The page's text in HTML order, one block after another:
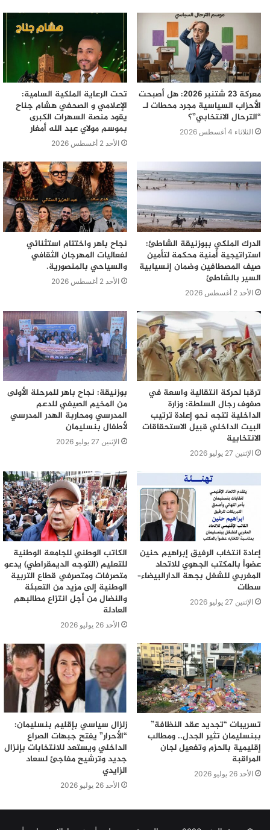
معركة 23 شتنبر 2026: هل أصبحت
الأحزاب السياسية مجرد محطات لـ
“الترحال الانتخابي”؟
الثلاثاء 4 أغسطس 2026
تحت الرعاية الملكية السامية:
الإعلامي و الصحفي هشام جناح
يقود منصة السهرات الكبرى
بموسم مولاي عبد الله أمغار
الأحد 2 أغسطس 2026
الدرك الملكي ببوزنيقة الشاطئ:
استراتيجية أمنية محكمة لتأمين
صيف المصطافين وضمان إنسيابية
السير بالشاطئ
الأحد 2 أغسطس 2026
نجاح باهر واختتام استثنائي
لفعاليات المهرجان الثقافي
والسياحي بالمنصورية.
الأحد 2 أغسطس 2026
ترقبا لحركة انتقالية واسعة في
صفوف رجال السلطة: وزارة
الداخلية تتجه نحو إعادة ترتيب
البيت الداخلي قبيل الاستحقاقات
الانتخابية
الإثنين 27 يوليو 2026
بوزنيقة: نجاح باهر للمرحلة الأولى
من المخيم الصيفي للدعم
المدرسي ومحاربة الهدر المدرسي
لأطفال بنسليمان
الإثنين 27 يوليو 2026
إعادة انتخاب الرفيق إبراهيم حنين
عضواً بالمكتب الجهوي للاتحاد
المغربي للشغل بجهة الدارالبيضاء–
سطات
الإثنين 27 يوليو 2026
الكاتب الوطني للجامعة الوطنية
للتعليم (التوجه الديمقراطي) يدعو
متصرفات ومتصرفي قطاع التربية
الوطنية إلى مزيد من التعبئة
والنضال من أجل انتزاع مطالبهم
العادلة
الأحد 26 يوليو 2026
تسريبات “تجديد عقد النظافة”
ببنسليمان تثير الجدل.. ومطالب
إقليمية بالحزم وتفعيل لجان
المراقبة
الأحد 26 يوليو 2026
زلزال سياسي بإقليم بنسليمان:
“الأحرار” يفتح جبهات الصراع
الداخلي ويستعد للانتخابات بإنزال
جديد وترشيح مفاجئ لسعاد
الزايدي
الأحد 26 يوليو 2026